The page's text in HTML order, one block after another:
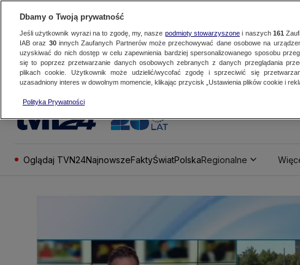
Oglądaj TVN24NajnowszeFaktyŚwiatPolskaRegionalne
Dbamy o Twoją prywatność
Jeśli użytkownik wyrazi na to zgodę, my, nasze podmioty stowarzyszonei naszych 161
IAB oraz 30innych Zaufanych Partnerów może przechowywać dane osobowe na
uzyskiwać do nich dostęp w celu zapewnienia bardziej spersonalizowanego sposobu
się to poprzez przetwarzanie danych osobowych zebranych z danych przeglądania
plikach cookie. Użytkownik może udzielić/wycofać zgodę i sprzeciwić się
uzasadniony interes w dowolnym momencie, klikając przycisk „Ustawienia plików cookie i
Polityka Prywatności